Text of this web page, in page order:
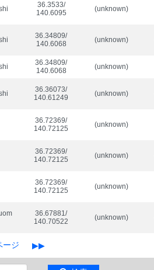
36.3533/
140.6095
(unknown)
36.34809/
140.6068
(unknown)
36.34809/
140.6068
(unknown)
36.36073/
140.61249
(unknown)
36.72369/
140.72125
(unknown)
36.72369/
140.72125
(unknown)
36.72369/
140.72125
(unknown)
36.67881/
140.70522
(unknown)